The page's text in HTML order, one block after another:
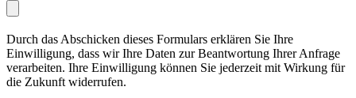
Durch das Abschicken dieses Formulars erklären Sie Ihre
Einwilligung, dass wir Ihre Daten zur Beantwortung Ihrer Anfrage
verarbeiten. Ihre Einwilligung können Sie jederzeit mit Wirkung für
die Zukunft widerrufen.